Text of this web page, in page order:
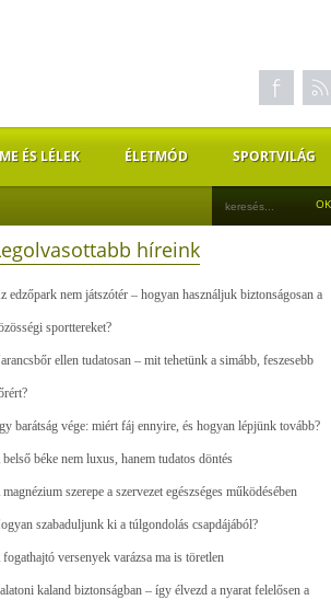
ÉS LÉLEK ÉLETMÓD SPORTVILÁG
híreink
edzőpark nem játszótér – hogyan használjuk biztonságosan a
sporttereket?
ellen tudatosan – mit tehetünk a simább, feszesebb
barátság vége: miért fáj ennyire, és hogyan lépjünk tovább?
béke nem luxus, hanem tudatos döntés
szerepe a szervezet egészséges működésében
szabaduljunk ki a túlgondolás csapdájából?
versenyek varázsa ma is töretlen
kaland biztonságban – így élvezd a nyarat felelősen a